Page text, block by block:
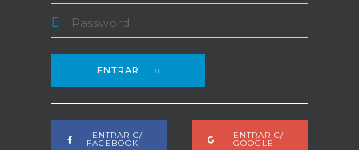
ENTRAR
ENTRAR C/
FACEBOOK
ENTRAR C/
GOOGLE